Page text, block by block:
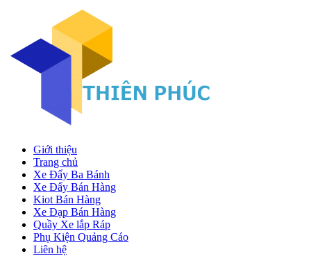
Giới thiệu
Trang chủ
Xe Đẩy Ba Bánh
Xe Đẩy Bán Hàng
Kiot Bán Hàng
Xe Đạp Bán Hàng
Quầy Xe lắp Ráp
Phụ Kiện Quảng Cáo
Liên hệ